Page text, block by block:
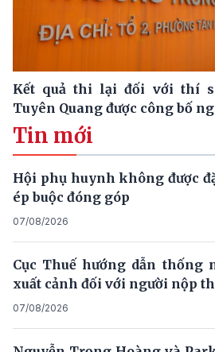
Kết quả thi lại đối với thí
Tuyên Quang được công bố
Tin mới
Hội phụ huynh không được
ép buộc đóng góp
07/08/2026
Cục Thuế hướng dẫn thống
xuất cảnh đối với người nộp
07/08/2026